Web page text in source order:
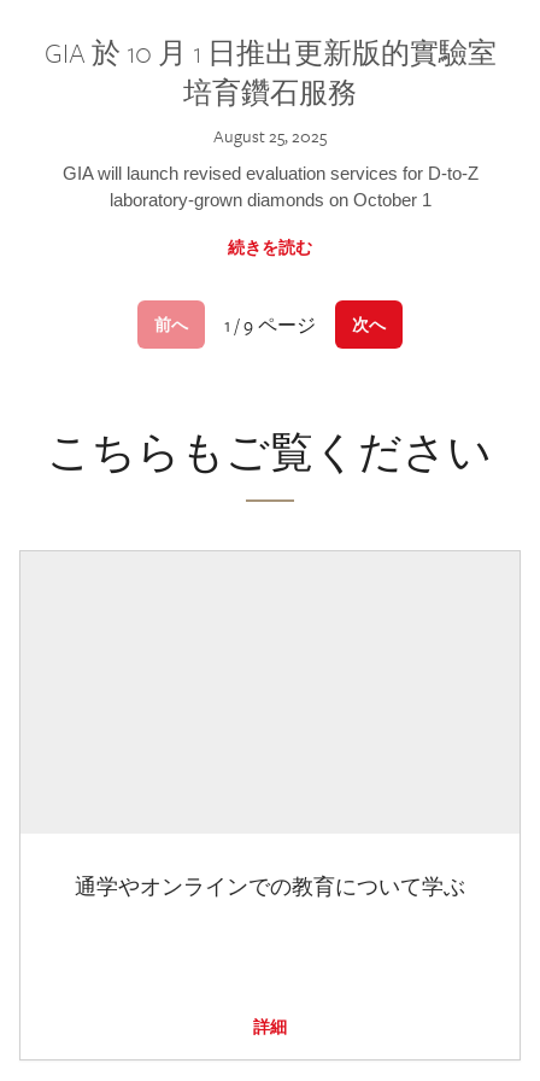
GIA 於 10 月 1 日推出更新版的實驗室
培育鑽石服務
August 25, 2025
GIA will launch revised evaluation services for D-to-Z
laboratory-grown diamonds on October 1
続きを読む
前へ 1 / 9 ページ 次へ
こちらもご覧ください
通学やオンラインでの教育について学ぶ
詳細